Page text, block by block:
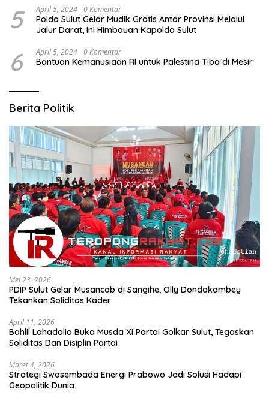
5 April 5, 2024 0 Komentar
Polda Sulut Gelar Mudik Gratis Antar Provinsi Melalui
Jalur Darat, Ini Himbauan Kapolda Sulut
6 April 5, 2024 0 Komentar
Bantuan Kemanusiaan RI untuk Palestina Tiba di Mesir
Berita Politik
Mei 23, 2026
PDIP Sulut Gelar Musancab di Sangihe, Olly Dondokambey
Tekankan Soliditas Kader
April 11, 2026
Bahlil Lahadalia Buka Musda Xi Partai Golkar Sulut, Tegaskan
Soliditas Dan Disiplin Partai
Maret 4, 2026
Strategi Swasembada Energi Prabowo Jadi Solusi Hadapi
Geopolitik Dunia